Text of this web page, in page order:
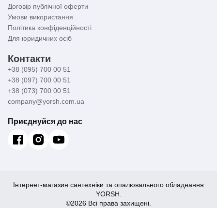
Договір публічної оферти
Умови використання
Політика конфіденційності
Для юридичних осіб
Контакти
+38 (095) 700 00 51
+38 (097) 700 00 51
+38 (073) 700 00 51
company@yorsh.com.ua
Приєднуйся до нас
Інтернет-магазин сантехніки та опалювального обладнання
YORSH.
©2026 Всі права захищені.